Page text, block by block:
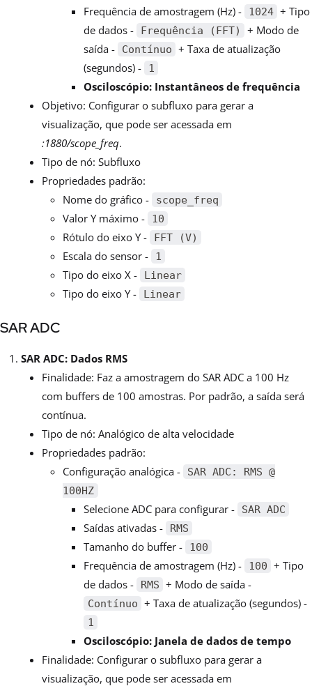
Frequência de amostragem (Hz) - 1024 + Tipo
de dados -
Frequência (FFT)
+ Modo de
saída -
Contínuo + Taxa de atualização
(segundos) -
1
Osciloscópio: Instantâneos de frequência
Objetivo: Configurar o subfluxo para gerar a
visualização, que pode ser acessada em
:1880/scope_freq.
Tipo de nó: Subfluxo
Propriedades padrão:
Nome do gráfico -
scope_freq
Valor Y máximo - 10
Rótulo do eixo Y - FFT (V)
Escala do sensor - 1
Tipo do eixo X - Linear
Tipo do eixo Y - Linear
SAR ADC
SAR ADC: Dados RMS
Finalidade: Faz a amostragem do SAR ADC a 100 Hz
com buffers de 100 amostras. Por padrão, a saída será
contínua.
Tipo de nó: Analógico de alta velocidade
Propriedades padrão:
Configuração analógica -
SAR ADC: RMS @
100HZ
Selecione ADC para configurar - SAR ADC
Saídas ativadas - RMS
Tamanho do buffer - 100
Frequência de amostragem (Hz) - 100 + Tipo
de dados -
RMS + Modo de saída -
Contínuo + Taxa de atualização (segundos) -
1
Osciloscópio: Janela de dados de tempo
Finalidade: Configurar o subfluxo para gerar a
visualização, que pode ser acessada em